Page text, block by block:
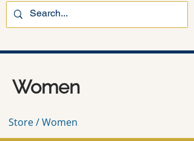
Women
Store / Women